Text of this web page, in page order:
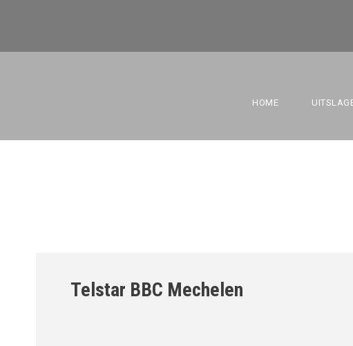
HOME
BBC SAM U14
Telstar BBC Mechelen